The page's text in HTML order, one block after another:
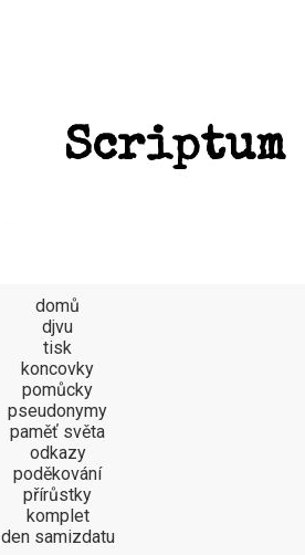
Scriptum
domů
djvu
tisk
koncovky
pomůcky
pseudonymy
paměť světa
odkazy
poděkování
přírůstky
komplet
den samizdatu